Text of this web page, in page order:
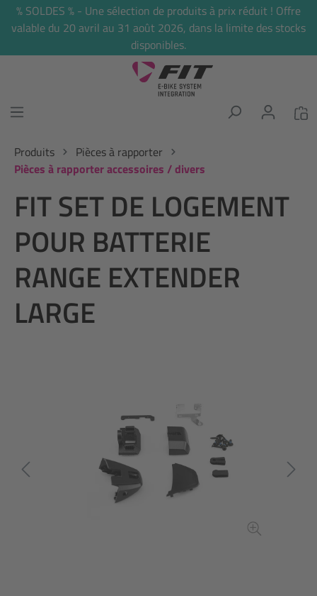
principal
% SOLDES % - Une sélection de produits à prix réduit ! Offre
valable du 20 avril au 31 août 2026, dans la limite des stocks
disponibles.
Produits
Pièces à rapporter
Pièces à rapporter accessoires / divers
FIT SET DE LOGEMENT
POUR BATTERIE
RANGE EXTENDER
LARGE